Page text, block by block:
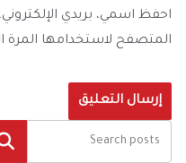
احفظ اسمي، بريدي
المتصفح لاستخدامها المرة